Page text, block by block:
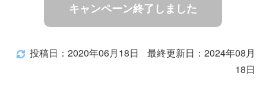
キャンペーン終了しました
投稿日：2020年06月18日
最終更新日：2024年08月
18日